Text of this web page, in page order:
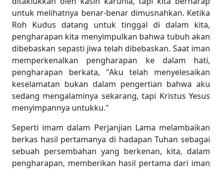
untuk melihatnya benar-benar dimusnahkan. Ketika
Roh Kudus datang untuk tinggal di dalam kita,
pengharapan kita menyimpulkan bahwa tubuh akan
dibebaskan sepasti jiwa telah dibebaskan. Saat iman
memperkenalkan pengharapan ke dalam hati,
pengharapan berkata, "Aku telah menyelesaikan
keselamatan bukan dalam pengertian bahwa aku
sedang mengalaminya sekarang, tapi Kristus Yesus
menyimpannya untukku."
Seperti imam dalam Perjanjian Lama melambaikan
berkas hasil pertamanya di hadapan Tuhan sebagai
sebuah persembahan yang berkenan, kita, dalam
pengharapan, memberikan hasil pertama dari iman